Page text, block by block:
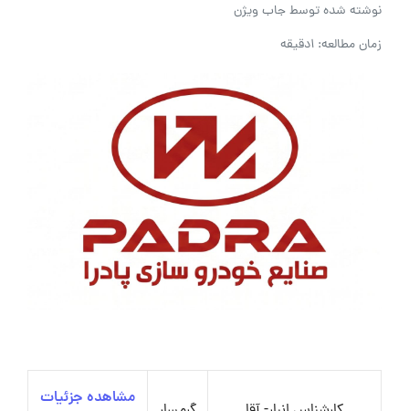
نوشته شده توسطجاب ویژن
زمان مطالعه: 1دقیقه
مشاهده جزئیات